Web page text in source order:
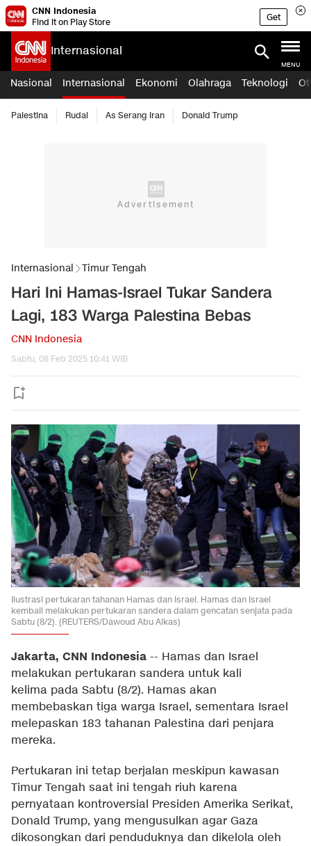
CNN Indonesia
Find it on Play Store
Get
Internasional
MENU
Nasional Internasional Ekonomi Olahraga Teknologi
Palestina Rudal As Serang Iran Donald Trump
Internasional Timur Tengah
Hari Ini Hamas-Israel Tukar Sandera
Lagi, 183 Warga Palestina Bebas
CNN Indonesia
Sabtu, 08 Feb 2025 10:41 WIB
Ilustrasi pertukaran tahanan Hamas dan Israel. Hamas dan Israel
kembali melakukan pertukaran sandera dalam gencatan senjata pada
Sabtu (8/2). (REUTERS/Dawoud Abu Alkas)
Jakarta, CNN Indonesia -- Hamas dan Israel
melakukan pertukaran sandera untuk kali
kelima pada Sabtu (8/2). Hamas akan
membebaskan tiga warga Israel, sementara Israel
melepaskan 183 tahanan Palestina dari penjara
mereka.
Pertukaran ini tetap berjalan meskipun kawasan
Timur Tengah saat ini tengah riuh karena
pernyataan kontroversial Presiden Amerika Serikat,
Donald Trump, yang mengusulkan agar Gaza
dikosongkan dari penduduknya dan dikelola oleh